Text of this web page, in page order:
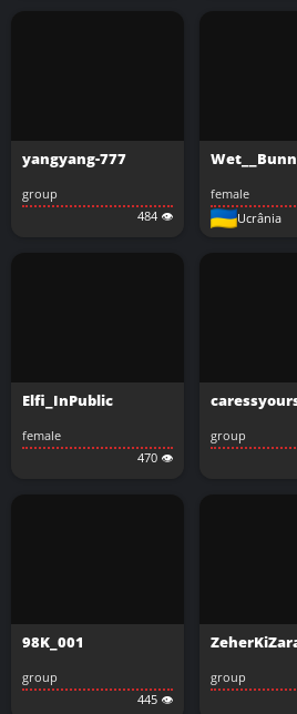
yangyang-777
group
484 👁️
female
Ucrânia
Elfi_InPublic
female
470 👁️
group
98K_001
group
445 👁️
group